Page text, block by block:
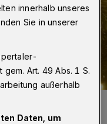
innerhalb unseres
Sie in unserer
Art. 49 Abs. 1 S.
außerhalb
Daten, um